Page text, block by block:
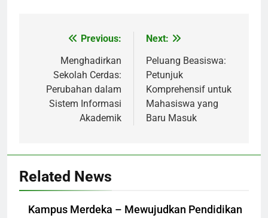
navigation
Previous:
Menghadirkan
Sekolah Cerdas:
Perubahan dalam
Sistem Informasi
Akademik
Next:
Peluang Beasiswa:
Petunjuk
Komprehensif untuk
Mahasiswa yang
Baru Masuk
Related News
Kampus Merdeka – Mewujudkan Pendidikan